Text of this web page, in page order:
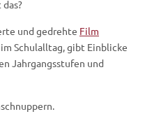
und gedrehte Film
Schulalltag, gibt Einblicke
Jahrgangsstufen und